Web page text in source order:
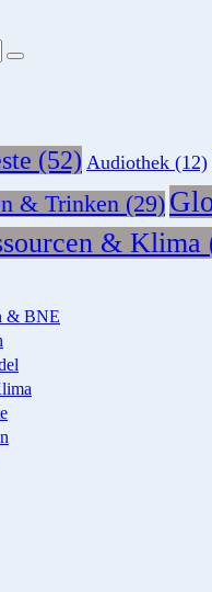
Suche
(52) Audiothek (12)
& Trinken (29)
& Klima
& BNE